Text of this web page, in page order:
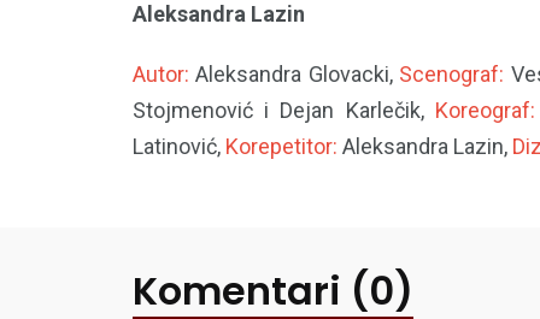
Aleksandra Lazin
Autor:Aleksandra Glovacki, Scenograf:
Stojmenović i Dejan Karlečik, Koreograf:
Latinović, Korepetitor: Aleksandra Lazin,
Komentari (0)